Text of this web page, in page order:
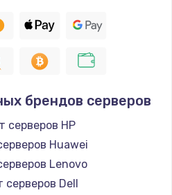
брендов серверов
серверов HP
Huawei
Lenovo
серверов Dell